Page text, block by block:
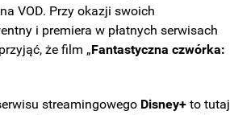
VOD. Przy okazji swoich
i premiera w płatnych serwisach
że film „Fantastyczna czwórka:
streamingowego Disney+ to tutaj